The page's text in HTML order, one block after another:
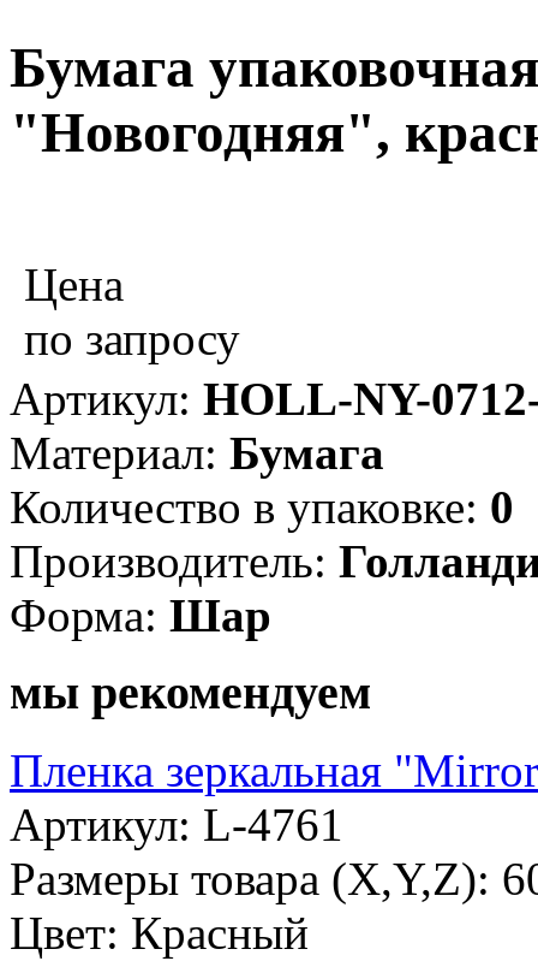
Бумага
"Новогодняя",
Цена
по запросу
Артикул: HOLL-NY-
Материал: Бумага
Количество в упаковке: 0
Производитель:
Форма: Шар
мы рекомендуем
Пленка зеркальная
Артикул: L-4761
Размеры товара (X,Y,Z):
Цвет: Красный